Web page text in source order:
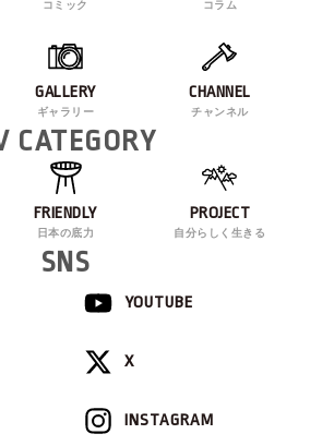
コミック コラム
GALLERY
ギャラリー
CHANNEL
チャンネル
CATEGORY
FRIENDLY
日本の底力
PROJECT
自分らしく生きる
SNS
YOUTUBE
X
INSTAGRAM